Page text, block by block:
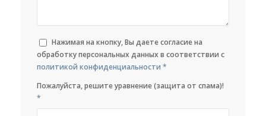
Нажимая на кнопку, Вы даете согласие на
обработку персональных данных в соответствии с
политикой конфиденциальности *
Пожалуйста, решите уравнение (защита от спама)!
*